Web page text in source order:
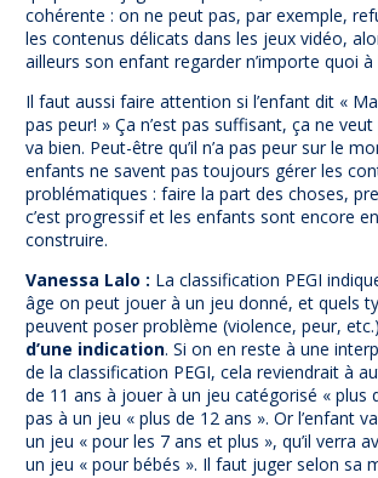
cohérente : on ne peut pas, par exemple,
les contenus délicats dans les jeux vidéo,
ailleurs son enfant regarder n’importe quoi
Il faut aussi faire attention si l’enfant dit «
pas peur! » Ça n’est pas suffisant, ça ne
va bien. Peut-être qu’il n’a pas peur sur le
enfants ne savent pas toujours gérer les
problématiques : faire la part des choses,
c’est progressif et les enfants sont encore
construire.
Vanessa Lalo : La classification PEGI
âge on peut jouer à un jeu donné, et quels
peuvent poser problème (violence, peur,
d’une indication. Si on en reste à une
de la classification PEGI, cela reviendrait à
de 11 ans à jouer à un jeu catégorisé « plus
pas à un jeu « plus de 12 ans ». Or l’enfant
un jeu « pour les 7 ans et plus », qu’il verra
un jeu « pour bébés ». Il faut juger selon sa